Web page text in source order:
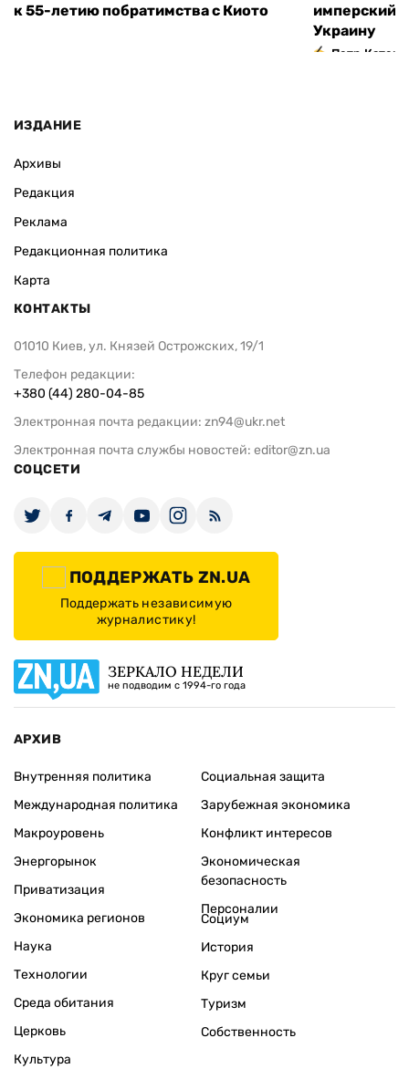
к 55-летию побратимства с Киото
имперский
Украину
Петр
ИЗДАНИЕ
Архивы
Редакция
Реклама
Редакционная политика
Карта
КОНТАКТЫ
01010 Киев, ул. Князей Острожских, 19/1
Телефон редакции:
+380 (44) 280-04-85
Электронная почта редакции: zn94@ukr.net
Электронная почта службы новостей: editor@zn.ua
СОЦСЕТИ
ПОДДЕРЖАТЬ ZN.UA
Поддержать независимую
журналистику!
ЗЕРКАЛО НЕДЕЛИ
не подводим с 1994-го года
АРХИВ
Внутренняя политика
Международная политика
Макроуровень
Энергорынок
Приватизация
Экономика регионов
Социальная защита
Зарубежная экономика
Конфликт интересов
Экономическая
безопасность
Персоналии
Наука
Технологии
Среда обитания
Церковь
Культура
Социум
История
Круг семьи
Туризм
Собственность